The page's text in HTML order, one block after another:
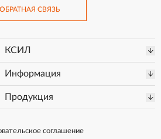
ОБРАТНАЯ СВЯЗЬ
КСИЛ
Информация
Продукция
соглашение